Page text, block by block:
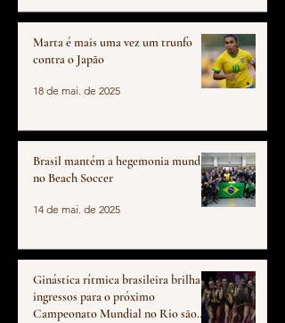
Marta é mais uma vez um trunfo
contra o Japão
18 de mai. de 2025
Brasil mantém a hegemonia mundial
no Beach Soccer
14 de mai. de 2025
Ginástica rítmica brasileira brilha e
ingressos para o próximo
Campeonato Mundial no Rio são